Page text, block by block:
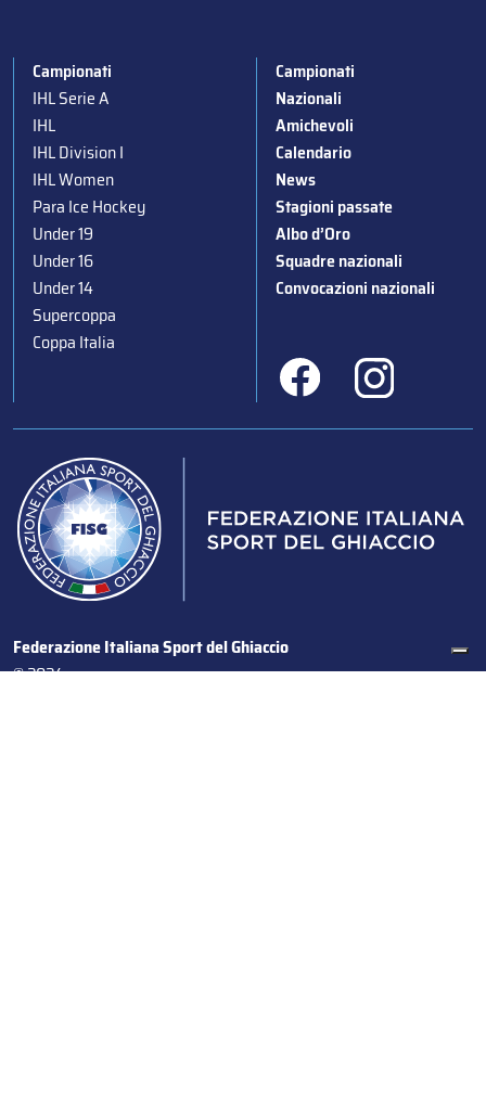
Campionati
IHL Serie A
IHL
IHL Division I
IHL Women
Para Ice Hockey
Under 19
Under 16
Under 14
Supercoppa
Coppa Italia
Campionati
Nazionali
Amichevoli
Calendario
News
Stagioni passate
Albo d’Oro
Squadre nazionali
Convocazioni nazionali
Federazione Italiana Sport del Ghiaccio
© 2024